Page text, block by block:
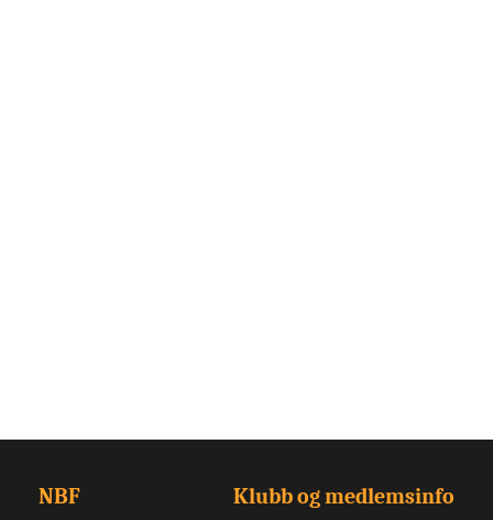
NBF Klubb og medlemsinfo